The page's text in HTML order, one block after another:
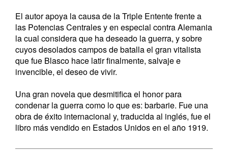
El autor apoya la causa de la Triple Entente frente a
las Potencias Centrales y en especial contra Alemania
la cual considera que ha deseado la guerra, y sobre
cuyos desolados campos de batalla el gran vitalista
que fue Blasco hace latir finalmente, salvaje e
invencible, el deseo de vivir.
Una gran novela que desmitifica el honor para
condenar la guerra como lo que es: barbarie. Fue una
obra de éxito internacional y, traducida al inglés, fue el
libro más vendido en Estados Unidos en el año 1919.